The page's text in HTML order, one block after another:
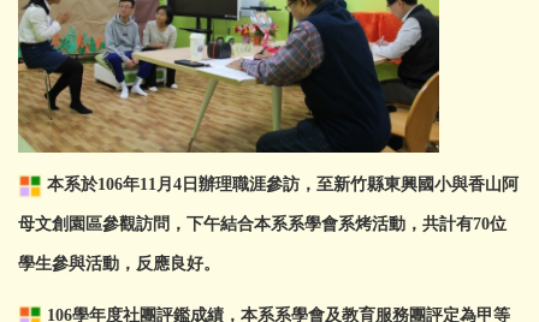
本系於106年11月4日辦理職涯參訪，至新竹縣東興國小與香山阿
母文創園區參觀訪問，下午結合本系系學會系烤活動，共計有70位
學生參與活動，反應良好。
106學年度社團評鑑成績，本系系學會及教育服務團評定為甲等